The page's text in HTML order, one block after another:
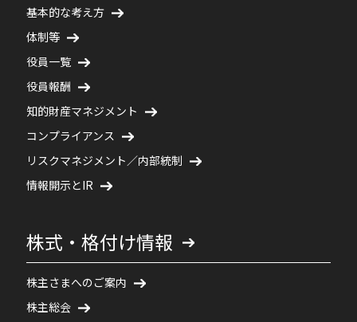
基本的な考え方
体制等
役員一覧
役員報酬
知的財産マネジメント
コンプライアンス
リスクマネジメント／内部統制
情報開示とIR
株式・格付け情報
株主さまへのご案内
株主総会